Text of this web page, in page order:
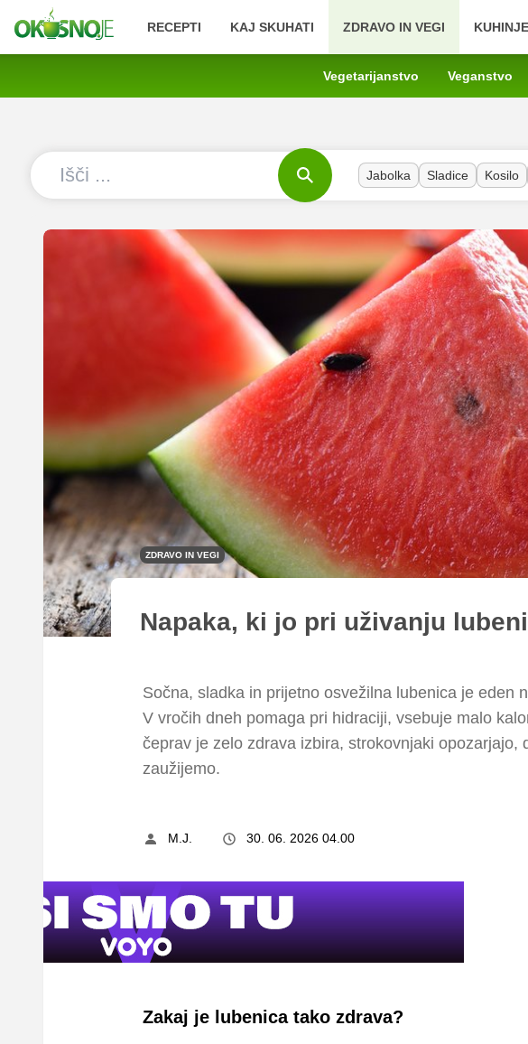
RECEPTI KAJ SKUHATI ZDRAVO IN VEGI KUHINJE
Vegetarijanstvo Veganstvo
Jabolka Sladice Kosilo
ZDRAVO IN VEGI
Napaka, ki jo pri uživanju
Sočna, sladka in prijetno osvežilna lubenica je eden
V vročih dneh pomaga pri hidraciji, vsebuje malo
čeprav je zelo zdrava izbira, strokovnjaki opozarjajo,
zaužijemo.
M.J. 30. 06. 2026 04.00
Zakaj je lubenica tako zdrava?